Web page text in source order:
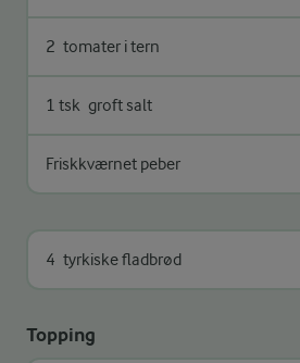
2 tomater i tern
1 tsk groft salt
Friskkværnet peber
4 tyrkiske fladbrød
Topping